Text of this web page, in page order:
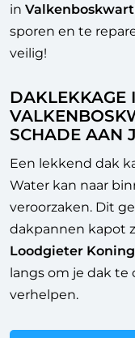
in
sporen en te
veilig!
DAKLEKKAGE
SCHADE AAN
Een lekkend dak
Water kan naar
veroorzaken. Dit
dakpannen kapot
Loodgieter Koning
langs om je dak
verhelpen.